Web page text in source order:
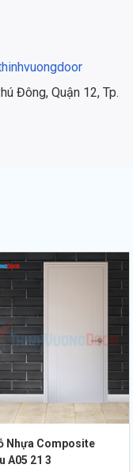
Đông, Quận 12, Tp.
Nhựa Composite
A05 21 3